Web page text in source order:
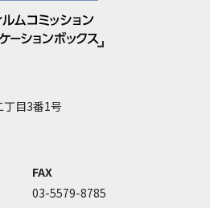
目3番1号
FAX
03-5579-8785